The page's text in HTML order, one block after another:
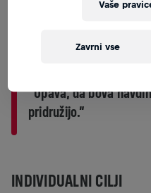
počitek in v naslednjih 100
kot, ko si zastaviš zahteven
“Upava, da bova
pridružijo.”
INDIVIDUALNI CILJI
Vaše
Zavrni vse